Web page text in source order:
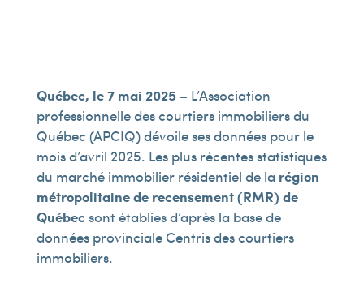
Québec, le 7 mai 2025– L’Association
professionnelle des courtiers immobiliers du
Québec (APCIQ) dévoile ses données pour le
mois d’avril 2025. Les plus récentes statistiques
du marché immobilier résidentiel de la région
métropolitaine de recensement (RMR) de
Québec sont établies d’après la base de
données provinciale Centris des courtiers
immobiliers.